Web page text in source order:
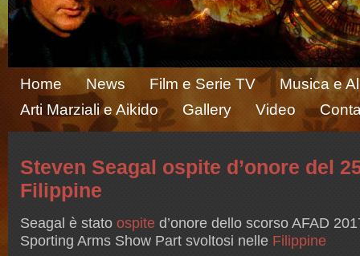
Home News Film e Serie TV
Musica e
Arti Marziali e Aikido
Gallery Video
Steven Seagal ospite d’onore del
Filippine
Seagal è stato ospite d’onore dello scorso AFAD
Sporting Arms Show Part svoltosi nelle Filippine